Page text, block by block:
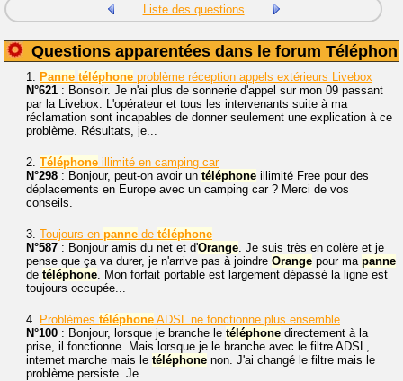
Liste des questions
Questions apparentées dans le forum
1. Panne téléphone problème réception appels extérieurs Livebox
N°621 : Bonsoir. Je n'ai plus de sonnerie d'appel sur mon 09 passant
par la Livebox. L'opérateur et tous les intervenants suite à ma
réclamation sont incapables de donner seulement une explication à ce
problème. Résultats, je...
2. Téléphone illimité en camping car
N°298 : Bonjour, peut-on avoir un téléphone illimité Free pour des
déplacements en Europe avec un camping car ? Merci de vos
conseils.
3. Toujours en panne de téléphone
N°587 : Bonjour amis du net et d'Orange. Je suis très en colère et je
pense que ça va durer, je n'arrive pas à joindre Orange pour ma panne
de téléphone. Mon forfait portable est largement dépassé la ligne est
toujours occupée...
4. Problèmes téléphone ADSL ne fonctionne plus ensemble
N°100 : Bonjour, lorsque je branche le téléphone directement à la
prise, il fonctionne. Mais lorsque je le branche avec le filtre ADSL,
internet marche mais le téléphone non. J'ai changé le filtre mais le
problème persiste. Je...